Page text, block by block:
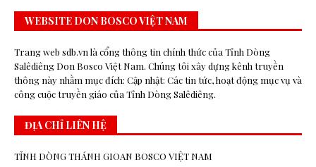
WEBSITE DON BOSCO VIỆT NAM
Trang web sdb.vn là cổng thông tin chính thức của Tỉnh Dòng
Salêdiêng Don Bosco Việt Nam. Chúng tôi xây dựng kênh truyền
thông này nhằm mục đích: Cập nhật: Các tin tức, hoạt động mục vụ và
công cuộc truyền giáo của Tỉnh Dòng Salêdiêng.
ĐỊA CHỈ LIÊN HỆ
TỈNH DÒNG THÁNH GIOAN BOSCO VIỆT NAM